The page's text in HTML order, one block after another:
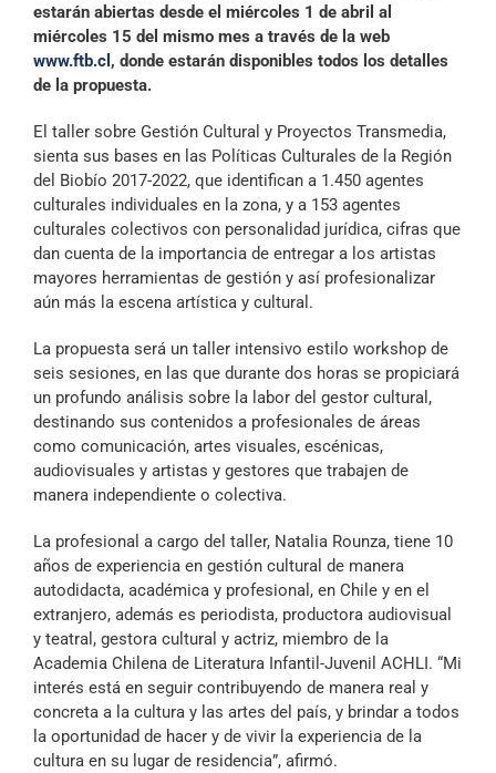
estarán abiertas desde el miércoles 1 de abril al
miércoles 15 del mismo mes a través de la web
www.ftb.cl , donde estarán disponibles todos los detalles
de la propuesta.
El taller sobre Gestión Cultural y Proyectos Transmedia,
sienta sus bases en las Políticas Culturales de la Región
del Biobío 2017-2022, que identifican a 1.450 agentes
culturales individuales en la zona, y a 153 agentes
culturales colectivos con personalidad jurídica, cifras que
dan cuenta de la importancia de entregar a los artistas
mayores herramientas de gestión y así profesionalizar
aún más la escena artística y cultural.
La propuesta será un taller intensivo estilo workshop de
seis sesiones, en las que durante dos horas se propiciará
un profundo análisis sobre la labor del gestor cultural,
destinando sus contenidos a profesionales de áreas
como comunicación, artes visuales, escénicas,
audiovisuales y artistas y gestores que trabajen de
manera independiente o colectiva.
La profesional a cargo del taller, Natalia Rounza, tiene 10
años de experiencia en gestión cultural de manera
autodidacta, académica y profesional, en Chile y en el
extranjero, además es periodista, productora audiovisual
y teatral, gestora cultural y actriz, miembro de la
Academia Chilena de Literatura Infantil-Juvenil ACHLI. “Mi
interés está en seguir contribuyendo de manera real y
concreta a la cultura y las artes del país, y brindar a todos
la oportunidad de hacer y de vivir la experiencia de la
cultura en su lugar de residencia”, afirmó.